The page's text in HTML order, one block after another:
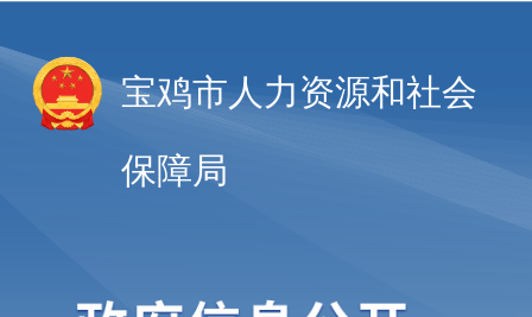
宝鸡市人力资源和社会
保障局